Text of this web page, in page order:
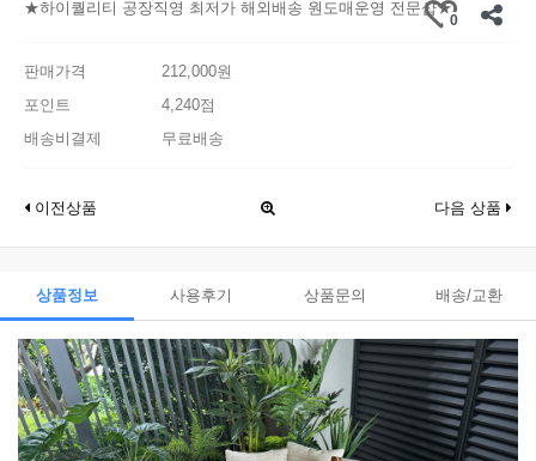
★하이퀄리티 공장직영 최저가 해외배송 원도매운영 전문샵★
0
판매가격
212,000원
포인트
4,240점
배송비결제
무료배송
이전상품 다음 상품
상품정보 사용후기 상품문의 배송/교환